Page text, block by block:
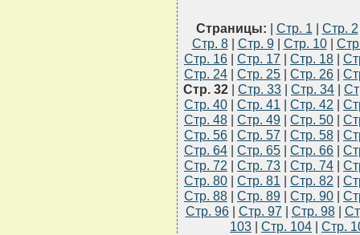
Страницы: | Стр. 1 | Стр. 2
Стр. 8| Стр. 9| Стр. 10|
Стр. 16 | Стр. 17 | Стр. 18 |
Стр. 24 | Стр. 25 | Стр. 26 |
Стр. 32 | Стр. 33 | Стр. 34 |
Стр. 40 | Стр. 41 | Стр. 42 |
Стр. 48 | Стр. 49 | Стр. 50 |
Стр. 56 | Стр. 57 | Стр. 58 |
Стр. 64 | Стр. 65 | Стр. 66 |
Стр. 72 | Стр. 73 | Стр. 74 |
Стр. 80 | Стр. 81 | Стр. 82 |
Стр. 88 | Стр. 89 | Стр. 90 |
Стр. 96| Стр. 97 | Стр. 98|
103 | Стр. 104 | Стр.